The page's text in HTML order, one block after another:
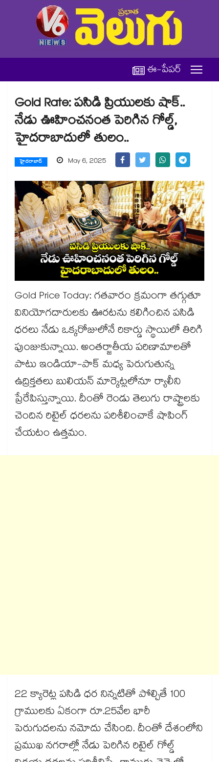
ఈ-పేపర్
Gold Rate: పసిడి ప్రియులకు షాక్..
నేడు ఊహించనంత పెరిగిన గోల్డ్,
హైదరాబాదులో తులం..
హైదరాబాద్ May 6, 2025
Gold Price Today: గతవారం క్రమంగా తగ్గుతూ
వినియోగదారులకు ఊరటను కలిగించిన పసిడి
ధరలు నేడు ఒక్కరోజులోనే రికార్డు స్థాయిలో తిరిగి
పుంజుకున్నాయి. అంతర్జాతీయ పరిణామాలతో
పాటు ఇండియా-పాక్ మధ్య పెరుగుతున్న
ఉద్రిక్తతలు బులియన్ మార్కెట్లలోనూ ర్యాలీని
ప్రేరేపిస్తున్నాయి. దీంతో రెండు తెలుగు రాష్ట్రాలకు
చెందిన రిటైల్ ధరలను పరిశీలించాకే షాపింగ్
చేయటం ఉత్తమం.
22 క్యారెట్ల పసిడి ధర నిన్నటితో పోల్చితే 100
గ్రాములకు ఏకంగా రూ.25వేల భారీ
పెరుగుదలను నమోదు చేసింది. దీంతో దేశంలోని
ప్రముఖ నగరాల్లో నేడు పెరిగిన రిటైల్ గోల్డ్